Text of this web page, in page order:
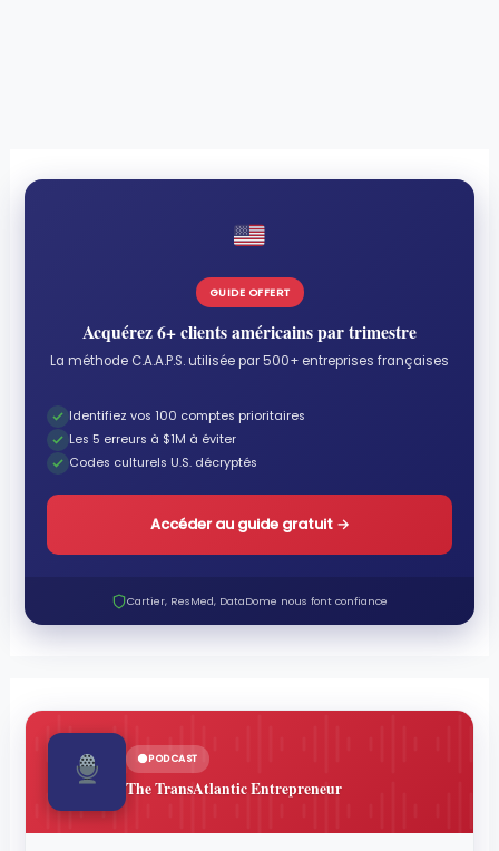
GUIDE OFFERT
Acquérez 6+ clients américains par trimestre
La méthode C.A.A.P.S. utilisée par 500+ entreprises françaises
Identifiez vos 100 comptes prioritaires
Les 5 erreurs à $1M à éviter
Codes culturels U.S. décryptés
Accéder au guide gratuit →
Cartier, ResMed, DataDome nous font confiance
PODCAST
The TransAtlantic Entrepreneur